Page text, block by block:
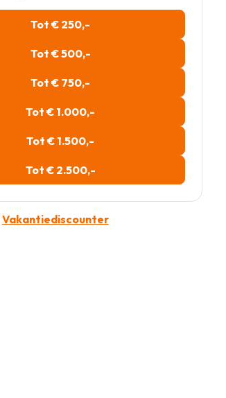
Tot € 250,-
Tot € 500,-
Tot € 750,-
Tot € 1.000,-
Tot € 1.500,-
Tot € 2.500,-
Vakantiediscounter